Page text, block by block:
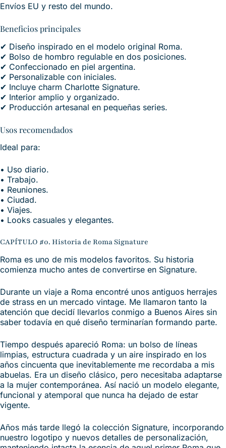
Envíos EU y resto del mundo.
Beneficios principales
✔ Diseño inspirado en el modelo original Roma.
✔ Bolso de hombro regulable en dos posiciones.
✔ Confeccionado en piel argentina.
✔ Personalizable con iniciales.
✔ Incluye charm Charlotte Signature.
✔ Interior amplio y organizado.
✔ Producción artesanal en pequeñas series.
Usos recomendados
Ideal para:
• Uso diario.
• Trabajo.
• Reuniones.
• Ciudad.
• Viajes.
• Looks casuales y elegantes.
CAPÍTULO #0. Historia de Roma Signature
Roma es uno de mis modelos favoritos. Su historia
comienza mucho antes de convertirse en Signature.
Durante un viaje a Roma encontré unos antiguos herrajes
de strass en un mercado vintage. Me llamaron tanto la
atención que decidí llevarlos conmigo a Buenos Aires sin
saber todavía en qué diseño terminarían formando parte.
Tiempo después apareció Roma: un bolso de líneas
limpias, estructura cuadrada y un aire inspirado en los
años cincuenta que inevitablemente me recordaba a mis
abuelas. Era un diseño clásico, pero necesitaba adaptarse
a la mujer contemporánea. Así nació un modelo elegante,
funcional y atemporal que nunca ha dejado de estar
vigente.
Años más tarde llegó la colección Signature, incorporando
nuestro logotipo y nuevos detalles de personalización,